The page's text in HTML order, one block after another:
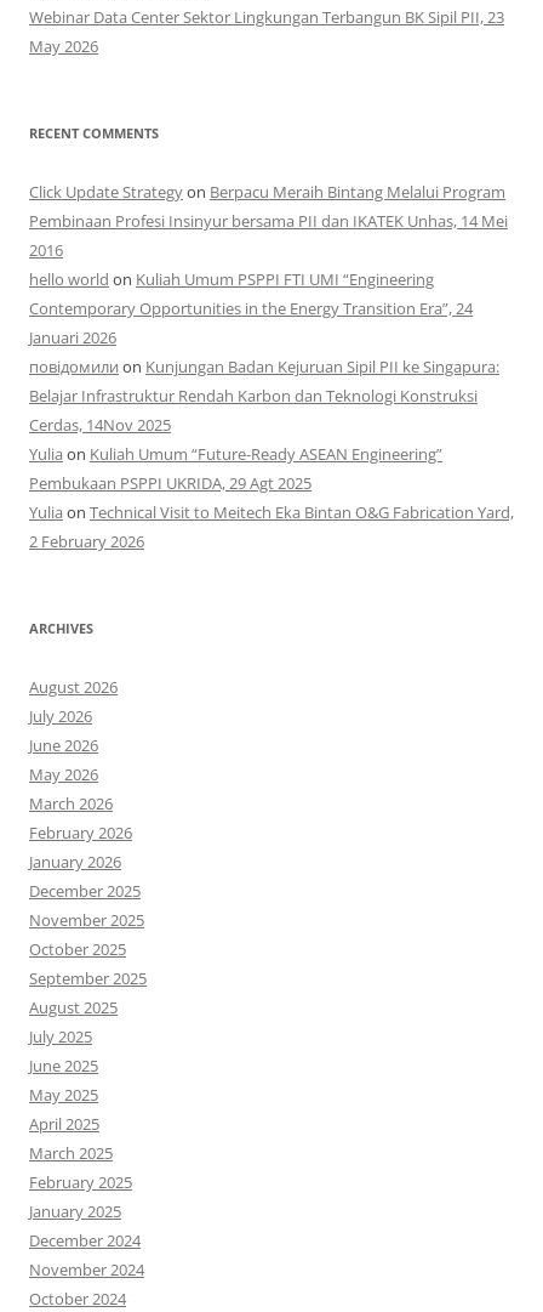
Webinar Data Center Sektor Lingkungan Terbangun BK Sipil PII, 23
May 2026
RECENT COMMENTS
Click Update Strategyon Berpacu Meraih Bintang Melalui Program
Pembinaan Profesi Insinyur bersama PII dan IKATEK Unhas, 14 Mei
2016
hello world on Kuliah Umum PSPPI FTI UMI “Engineering
Contemporary Opportunities in the Energy Transition Era”, 24
Januari 2026
повідомили on Kunjungan Badan Kejuruan Sipil PII ke Singapura:
Belajar Infrastruktur Rendah Karbon dan Teknologi Konstruksi
Cerdas, 14Nov 2025
Yulia on Kuliah Umum “Future-Ready ASEAN Engineering”
Pembukaan PSPPI UKRIDA, 29 Agt 2025
Yulia on Technical Visit to Meitech Eka Bintan O&G Fabrication Yard,
2 February 2026
ARCHIVES
August 2026
July 2026
June 2026
May 2026
March 2026
February 2026
January 2026
December 2025
November 2025
October 2025
September 2025
August 2025
July 2025
June 2025
May 2025
April 2025
March 2025
February 2025
January 2025
December 2024
November 2024
October 2024